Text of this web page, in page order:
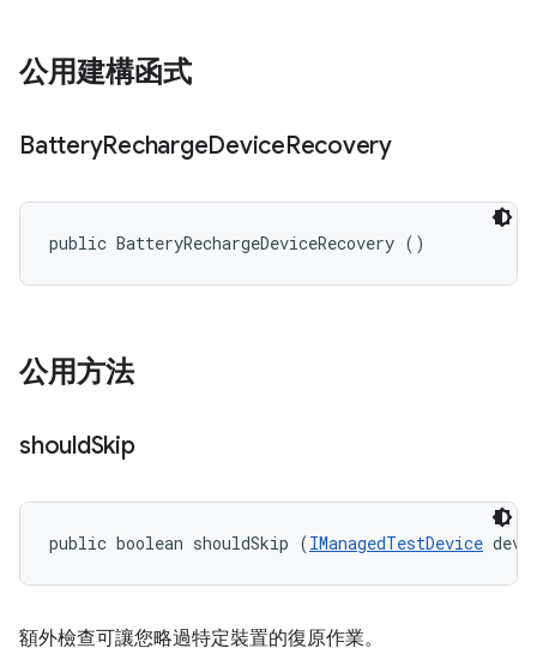
公用建構函式
BatteryRechargeDeviceRecovery
public BatteryRechargeDeviceRecovery ()
公用方法
shouldSkip
public boolean shouldSkip (IManagedTestDevice
額外檢查可讓您略過特定裝置的復原作業。